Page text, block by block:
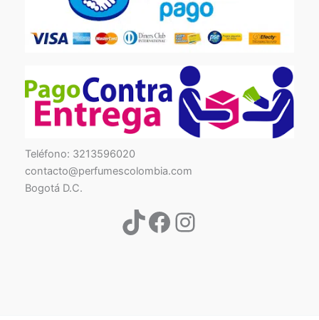
Teléfono: 3213596020
contacto@perfumescolombia.com
Bogotá D.C.
TikTokFacebook
Instagram